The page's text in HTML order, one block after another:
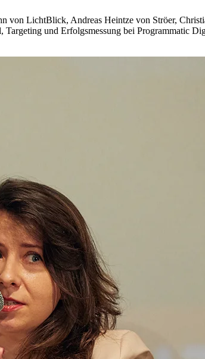
von LichtBlick, Andreas Heintze von Ströer,
und Erfolgsmessung bei Programmatic